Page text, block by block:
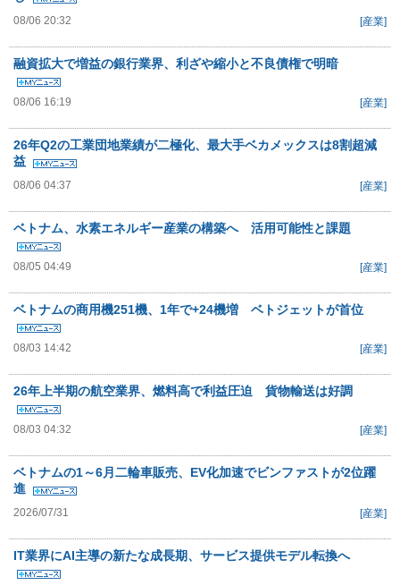
08/06 20:32 [産業]
融資拡大で増益の銀行業界、利ざや縮小と不良債権で明暗
08/06 16:19 [産業]
26年Q2の工業団地業績が二極化、最大手ベカメックスは8割超減
益
08/06 04:37 [産業]
ベトナム、水素エネルギー産業の構築へ 活用可能性と課題
08/05 04:49 [産業]
ベトナムの商用機251機、1年で+24機増 ベトジェットが首位
08/03 14:42 [産業]
26年上半期の航空業界、燃料高で利益圧迫 貨物輸送は好調
08/03 04:32 [産業]
ベトナムの1～6月二輪車販売、EV化加速でビンファストが2位躍
進
2026/07/31 [産業]
IT業界にAI主導の新たな成長期、サービス提供モデル転換へ